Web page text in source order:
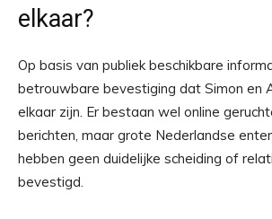
elkaar?
Op basis van publiek beschikbare
betrouwbare bevestiging dat Simon en
elkaar zijn. Er bestaan wel online
berichten, maar grote Nederlandse
hebben geen duidelijke scheiding of
bevestigd.